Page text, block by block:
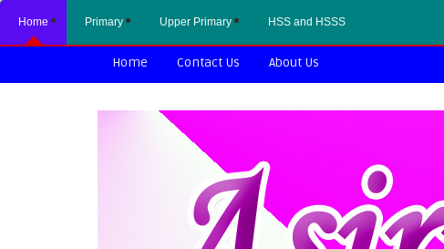
Home Primary Upper Primary HSS and HSSS
Home Contact Us About Us